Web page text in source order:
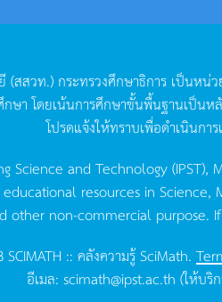
(สสวท.) กระทรวงศึกษาธิการ เป็นหน่ว
ษา โดยเน้นการศึกษาขั้นพื้นฐานเป็นห
โปรดแจ้งให้ทราบเพื่อดำเนินกา
Science and Technology
resources in
other non-commercial
:: คลังความรู้ SciMath.
อีเมล: scimath@ipst.ac.th (ให้บริ